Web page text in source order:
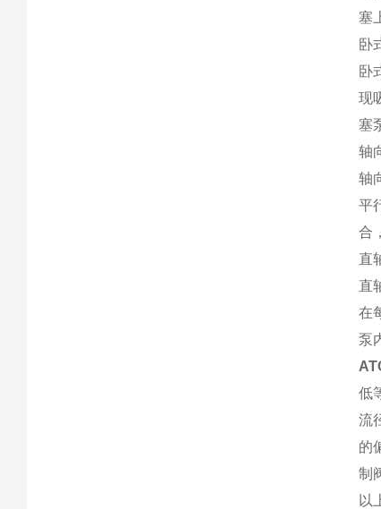
塞
卧
卧
现
塞
轴
轴
平
合
直
直
在
泵
低
流
的
制
以